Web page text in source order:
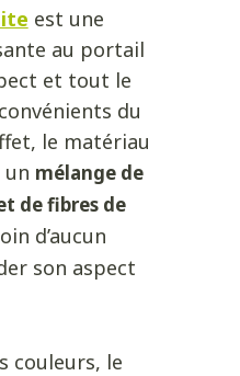
est une
au portail
et tout le
du
le matériau
mélange de
de fibres de
d’aucun
son aspect
couleurs, le